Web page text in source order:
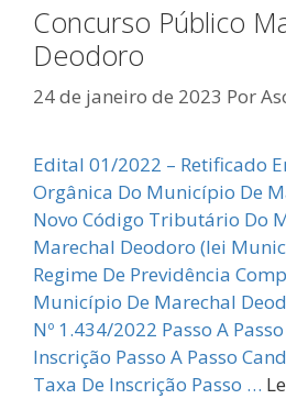
Concurso Público
Deodoro
24 de janeiro de 2023 Por
Edital 01/2022 – Retificado
Orgânica Do Município De
Novo Código Tributário Do
Marechal Deodoro (lei
Regime De Previdência
Município De Marechal
Nº 1.434/2022 Passo A
Inscrição Passo A Passo
Taxa De Inscrição Passo …